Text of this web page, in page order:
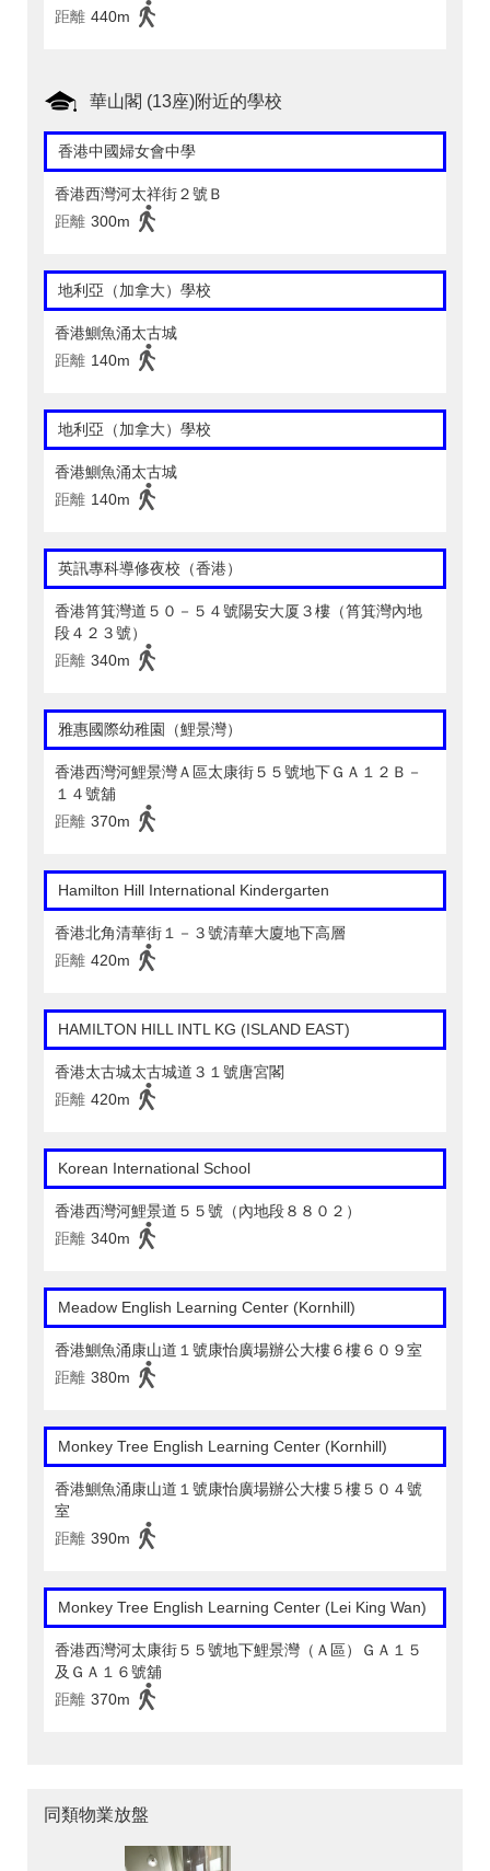
距離 440m
華山閣 (13座)附近的學校
香港中國婦女會中學
香港西灣河太祥街２號Ｂ
距離 300m
地利亞（加拿大）學校
香港鰂魚涌太古城
距離 140m
地利亞（加拿大）學校
香港鰂魚涌太古城
距離 140m
英訊專科導修夜校（香港）
香港筲箕灣道５０－５４號陽安大厦３樓（筲箕灣內地
段４２３號）
距離 340m
雅惠國際幼稚園（鯉景灣）
香港西灣河鯉景灣Ａ區太康街５５號地下ＧＡ１２Ｂ－
１４號舖
距離 370m
Hamilton Hill International Kindergarten
香港北角清華街１－３號清華大廈地下高層
距離 420m
HAMILTON HILL INTL KG (ISLAND EAST)
香港太古城太古城道３１號唐宮閣
距離 420m
Korean International School
香港西灣河鯉景道５５號（內地段８８０２）
距離 340m
Meadow English Learning Center (Kornhill)
香港鰂魚涌康山道１號康怡廣場辦公大樓６樓６０９室
距離 380m
Monkey Tree English Learning Center (Kornhill)
香港鰂魚涌康山道１號康怡廣場辦公大樓５樓５０４號
室
距離 390m
Monkey Tree English Learning Center (Lei King Wan)
香港西灣河太康街５５號地下鯉景灣（Ａ區）ＧＡ１５
及ＧＡ１６號舖
距離 370m
同類物業放盤